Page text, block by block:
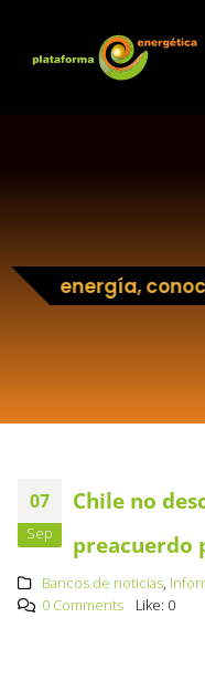
energía,
07
Sep
Chile no
preacuerdo
Bancos de noticias,
0 Comments
Like: 0